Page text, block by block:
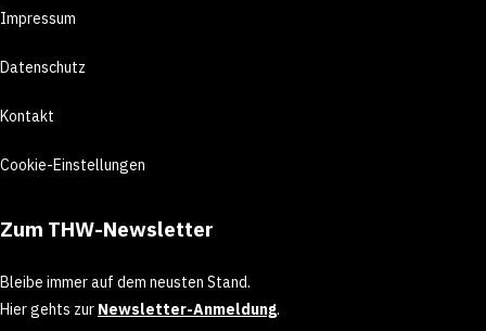
Impressum
Datenschutz
Kontakt
Cookie-Einstellungen
Zum THW-Newsletter
Bleibe immer auf dem neusten Stand.
Hier gehts zur Newsletter-Anmeldung.